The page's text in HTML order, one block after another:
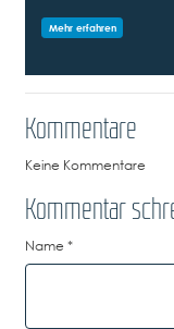
Mehr erfahren
Kommentare
Keine Kommentare
Kommentar
Name *